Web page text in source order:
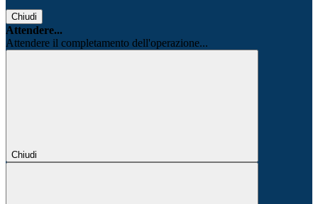
Chiudi
Attendere...
Attendere il completamento dell'operazione...
Chiudi